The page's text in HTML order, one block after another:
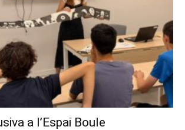
a l’Espai Boule